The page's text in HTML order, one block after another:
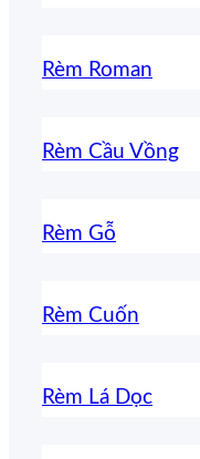
Rèm Roman
Rèm Cầu Vồng
Rèm Gỗ
Rèm Cuốn
Rèm Lá Dọc